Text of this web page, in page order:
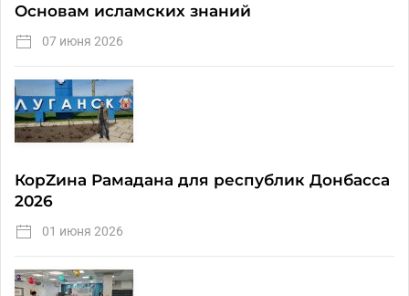
Основам исламских знаний
07 июня 2026
КорZина Рамадана для республик Донбасса
2026
01 июня 2026